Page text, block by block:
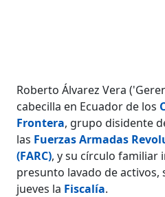
Roberto Álvarez Vera
cabecilla en Ecuador de los
Frontera, grupo disidente
las Fuerzas Armadas
(FARC), y su círculo familiar
presunto lavado de
jueves la Fiscalía.